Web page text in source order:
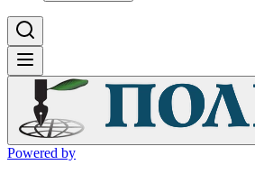
Powered by